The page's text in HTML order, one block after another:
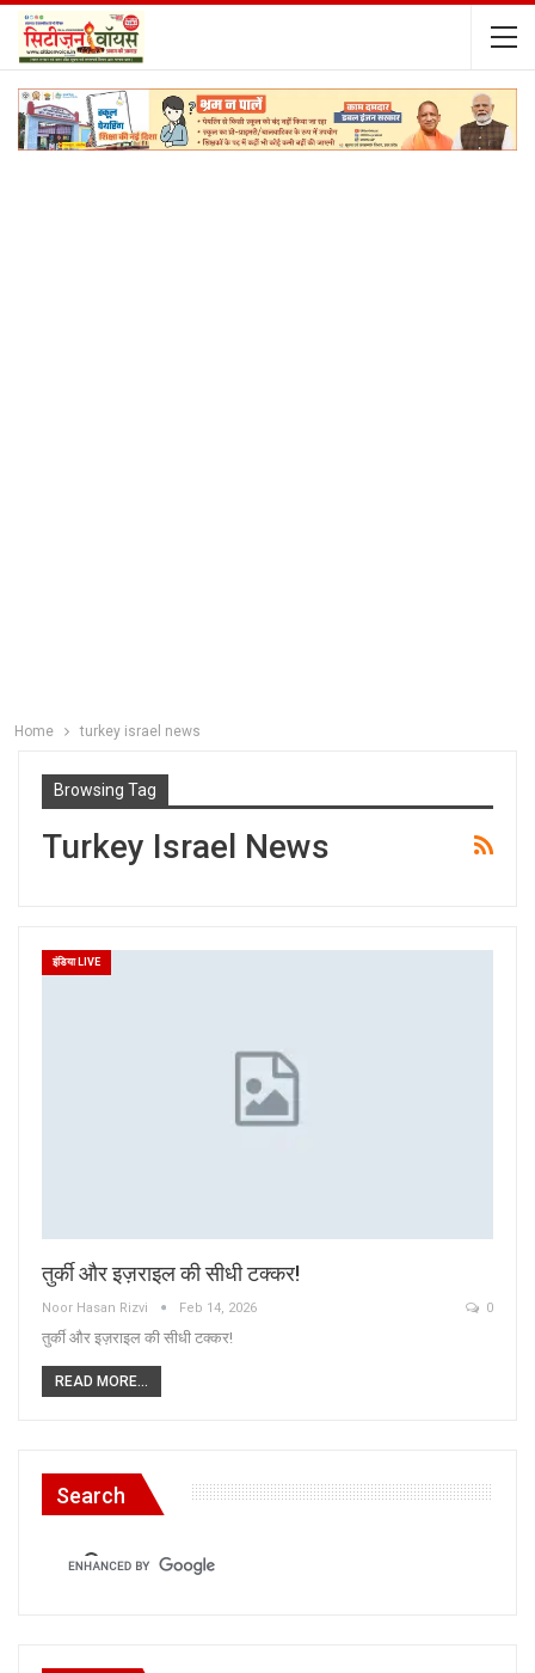
Home turkey israel news
Browsing Tag
Turkey Israel News
इंडिया LIVE
तुर्की और इज़राइल की सीधी टक्कर!
Noor Hasan Rizvi Feb 14, 2026 0
तुर्की और इज़राइल की सीधी टक्कर!
READ MORE...
Search